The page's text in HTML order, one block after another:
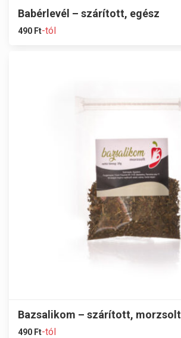
Babérlevél – szárított, egész
490 Ft-tól
Bazsalikom – szárított, morzsolt
490 Ft-tól